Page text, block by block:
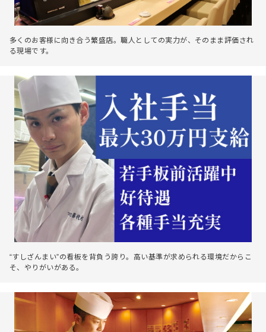
多くのお客様に向き合う繁盛店。職人としての実力が、そのまま評価され
る現場です。
“すしざんまい”の看板を背負う誇り。高い基準が求められる環境だからこ
そ、やりがいがある。